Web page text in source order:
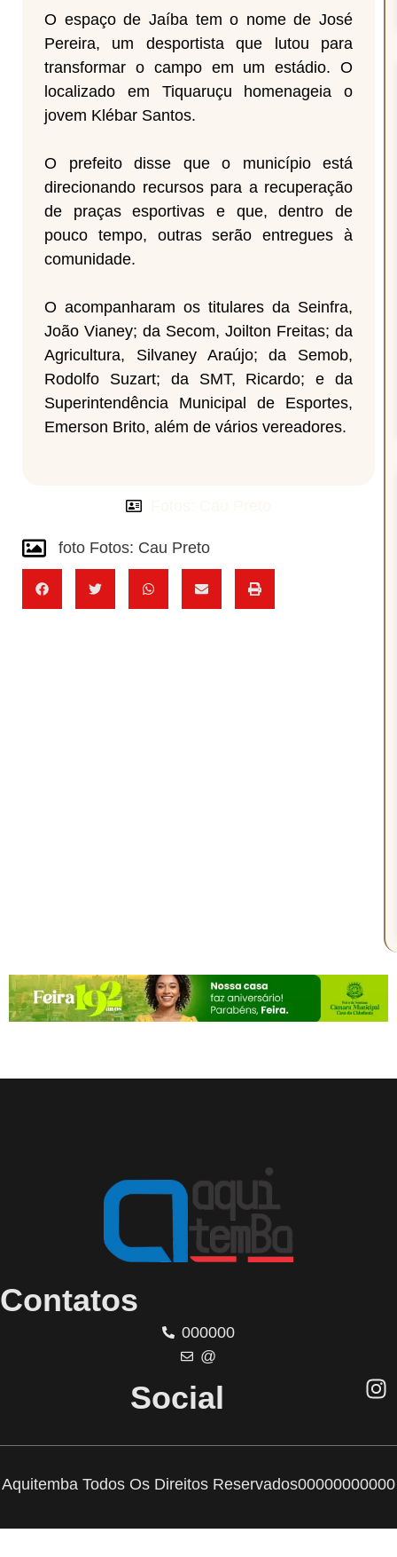
O espaço de Jaíba tem o nome de José
Pereira, um desportista que lutou para
transformar o campo em um estádio. O
localizado em Tiquaruçu homenageia o
jovem Klébar Santos.
O prefeito disse que o município está
direcionando recursos para a recuperação
de praças esportivas e que, dentro de
pouco tempo, outras serão entregues à
comunidade.
O acompanharam os titulares da Seinfra,
João Vianey; da Secom, Joilton Freitas; da
Agricultura, Silvaney Araújo; da Semob,
Rodolfo Suzart; da SMT, Ricardo; e da
Superintendência Municipal de Esportes,
Emerson Brito, além de vários vereadores.
foto Fotos: Cau Preto
Contatos
000000
@
Social
Aquitemba Todos Os Direitos Reservados00000000000